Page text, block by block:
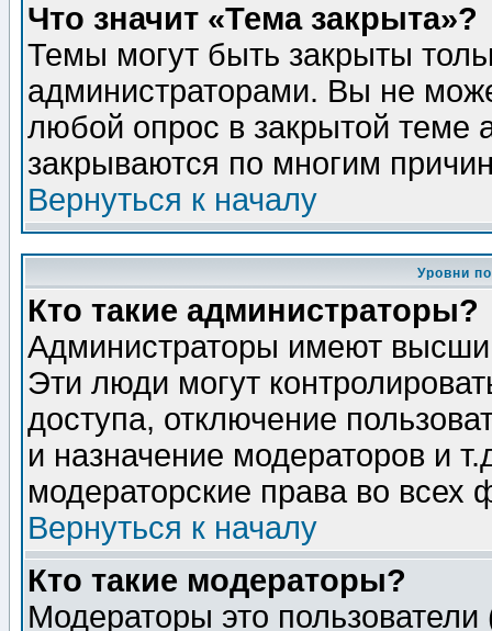
Что значит «Тема закрыта»?
Темы могут быть закрыты
администраторами. Вы не
любой опрос в закрытой теме
закрываются по многим
Вернуться к началу
Уровни
Кто такие администраторы?
Администраторы имеют
Эти люди могут
доступа, отключение
и назначение модераторов и
модераторские права во всех
Вернуться к началу
Кто такие модераторы?
Модераторы это